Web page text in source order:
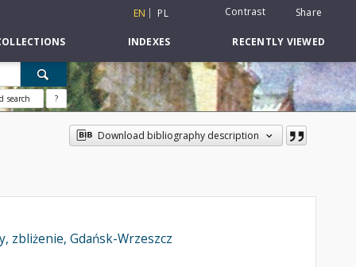
EN PL Contrast Share
INDEXES RECENTLY VIEWED
search ?
Download bibliography description
zbliżenie, Gdańsk-Wrzeszcz